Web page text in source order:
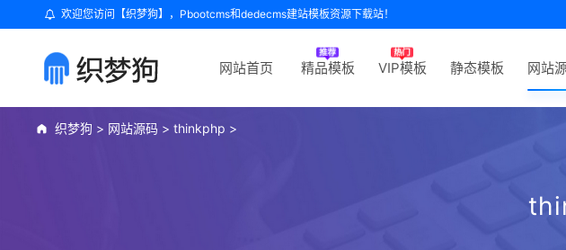
欢迎您访问【织梦狗】，Pbootcms和dedecms建站模板资源下载站！
网站首页 精品模板 VIP模板 静态模板 网站
织梦狗 > 网站源码 > thinkphp >